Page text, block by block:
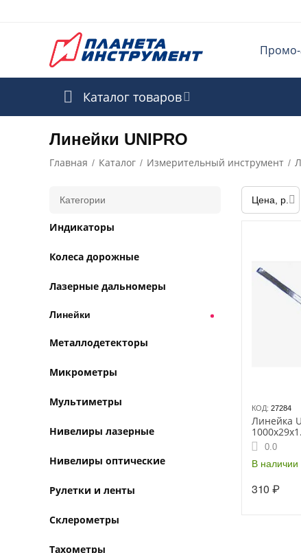
Каталог товаров
Линейки UNIPRO
Главная / Каталог / Измерительный инструмент /
Цена, р.
КОД: 27284
Линейка
0.0
В наличии
310 ₽
Категории
Индикаторы
Колеса дорожные
Лазерные дальномеры
Линейки
Металлодетекторы
Микрометры
Мультиметры
Нивелиры лазерные
Нивелиры оптические
Рулетки и ленты
Склерометры
Тахометры